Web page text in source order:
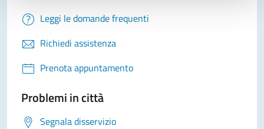
Leggi le domande frequenti
Richiedi assistenza
Prenota appuntamento
Problemi in città
Segnala disservizio